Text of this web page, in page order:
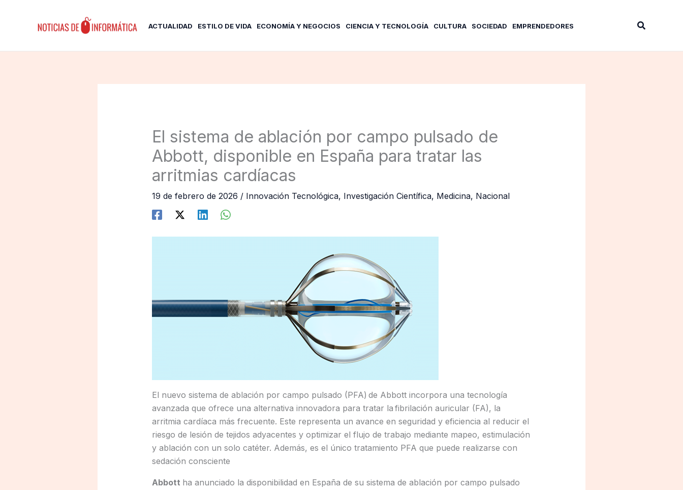
ACTUALIDAD ESTILO DE VIDA ECONOMÍA Y NEGOCIOS CIENCIA Y TECNOLOGÍA CULTURA SOCIEDAD EMPRENDEDORES Buscar
El sistema de ablación por campo pulsado de
Abbott, disponible en España para tratar las
arritmias cardíacas
19 de febrero de 2026 / Innovación Tecnológica, Investigación Científica, Medicina, Nacional
El nuevo sistema de ablación por campo pulsado (PFA) de Abbott incorpora una tecnología
avanzada que ofrece una alternativa innovadora para tratar la fibrilación auricular (FA), la
arritmia cardíaca más frecuente. Este representa un avance en seguridad y eficiencia al reducir el
riesgo de lesión de tejidos adyacentes y optimizar el flujo de trabajo mediante mapeo, estimulación
y ablación con un solo catéter. Además, es el único tratamiento PFA que puede realizarse con
sedación consciente
Abbott ha anunciado la disponibilidad en España de su sistema de ablación por campo pulsado